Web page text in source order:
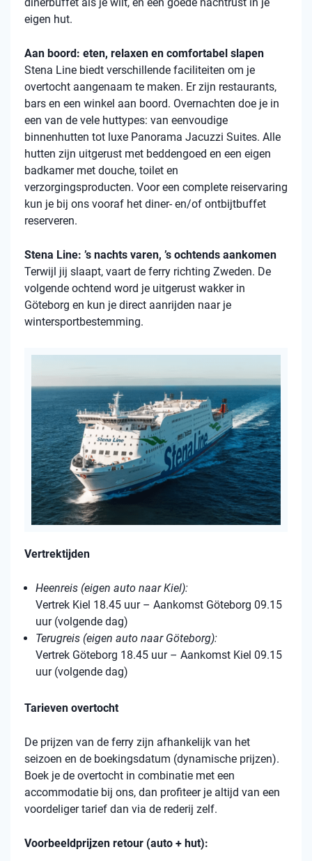
eigen hut.
Aan boord: eten, relaxen en comfortabel slapen
Stena Line biedt verschillende faciliteiten om je
overtocht aangenaam te maken. Er zijn restaurants,
bars en een winkel aan boord. Overnachten doe je in
een van de vele huttypes: van eenvoudige
binnenhutten tot luxe Panorama Jacuzzi Suites. Alle
hutten zijn uitgerust met beddengoed en een eigen
badkamer met douche, toilet en
verzorgingsproducten. Voor een complete reiservaring
kun je bij ons vooraf het diner- en/of ontbijtbuffet
reserveren.
Stena Line: ’s nachts varen, ’s ochtends aankomen
Terwijl jij slaapt, vaart de ferry richting Zweden. De
volgende ochtend word je uitgerust wakker in
Göteborg en kun je direct aanrijden naar je
wintersportbestemming.
Vertrektijden
Heenreis (eigen auto naar Kiel):
Vertrek Kiel 18.45 uur – Aankomst Göteborg 09.15
uur (volgende dag)
Terugreis (eigen auto naar Göteborg):
Vertrek Göteborg 18.45 uur – Aankomst Kiel 09.15
uur (volgende dag)
Tarieven overtocht
De prijzen van de ferry zijn afhankelijk van het
seizoen en de boekingsdatum (dynamische prijzen).
Boek je de overtocht in combinatie met een
accommodatie bij ons, dan profiteer je altijd van een
voordeliger tarief dan via de rederij zelf.
Voorbeeldprijzen retour (auto + hut):